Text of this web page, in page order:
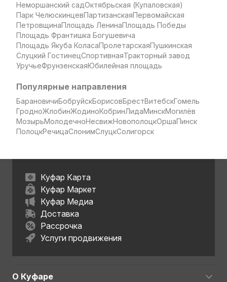
Неморшанский садОктябрьская (Купаловская)
Парк ЧелюскинцевПартизанскаяПервомайская
ПетровщинаПлощадь ЛенинаПлощадь Победы
Площадь Франтишка Богушевича
Площадь Якуба КоласаПролетарскаяПушкинская
Слуцкий ГостинецСпортивнаяТракторный завод
УручьеФрунзенскаяЮбилейная площадь
Популярные направления
БарановичиБобруйскБорисовБрестВитебскГомель
ГродноЖлобинЖодиноКобринЛидаМинскМогилёв
МозырьМолодечноНесвижНовополоцкОршаПинск
ПолоцкРечицаСлонимСлуцкСолигорск
Куфар Карта
Куфар Маркет
Куфар Медиа
Доставка
Рассрочка
Услуги продвижения
О Куфаре